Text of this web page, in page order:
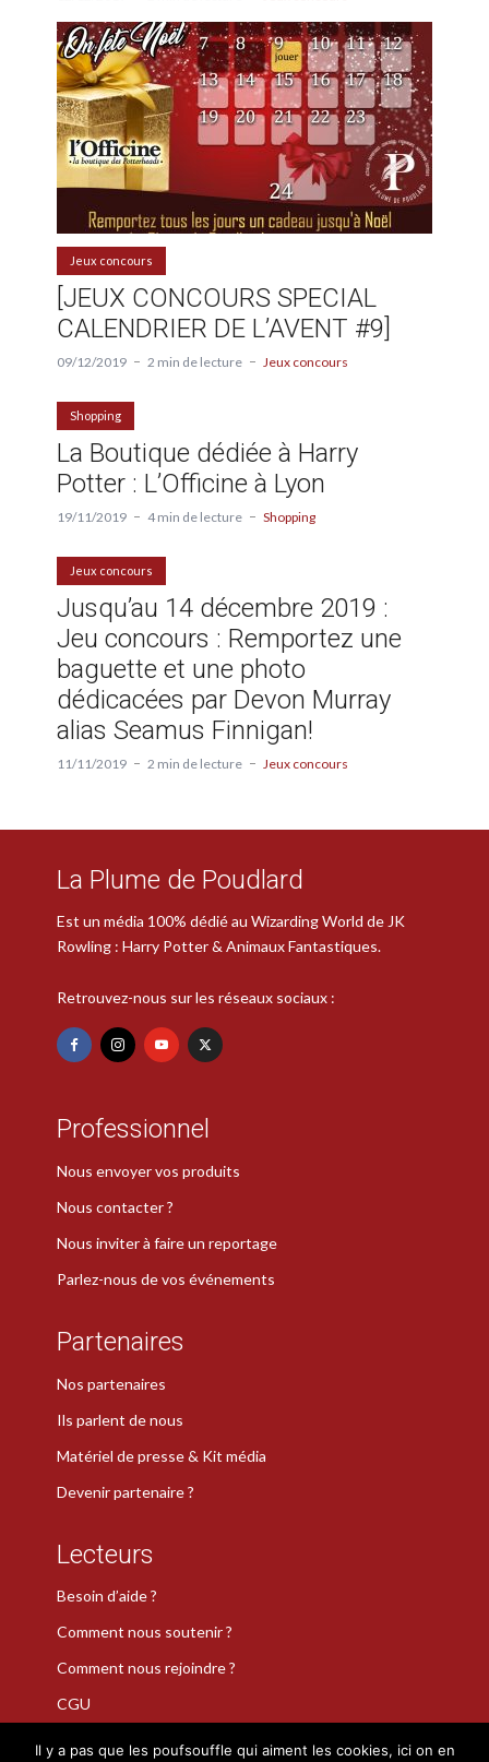
Jeux concours
[JEUX CONCOURS SPECIAL
CALENDRIER DE L’AVENT #9]
09/12/2019 2 min de lecture Jeux concours
Shopping
La Boutique dédiée à Harry
Potter : L’Officine à Lyon
19/11/2019 4 min de lecture Shopping
Jeux concours
Jusqu’au 14 décembre 2019 :
Jeu concours : Remportez une
baguette et une photo
dédicacées par Devon Murray
alias Seamus Finnigan!
11/11/2019 2 min de lecture Jeux concours
La Plume de Poudlard
Est un média 100% dédié au Wizarding World de JK
Rowling : Harry Potter & Animaux Fantastiques.
Retrouvez-nous sur les réseaux sociaux :
Professionnel
Nous envoyer vos produits
Nous contacter ?
Nous inviter à faire un reportage
Parlez-nous de vos événements
Partenaires
Nos partenaires
Ils parlent de nous
Matériel de presse & Kit média
Devenir partenaire ?
Lecteurs
Besoin d’aide ?
Comment nous soutenir ?
Comment nous rejoindre ?
CGU
Il y a pas que les poufsouffle qui aiment les cookies, ici on en